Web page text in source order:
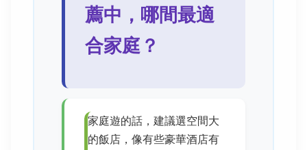
薦中，哪間最適
合家庭？
家庭遊的話，建議選空間大
的飯店，像有些豪華酒店有